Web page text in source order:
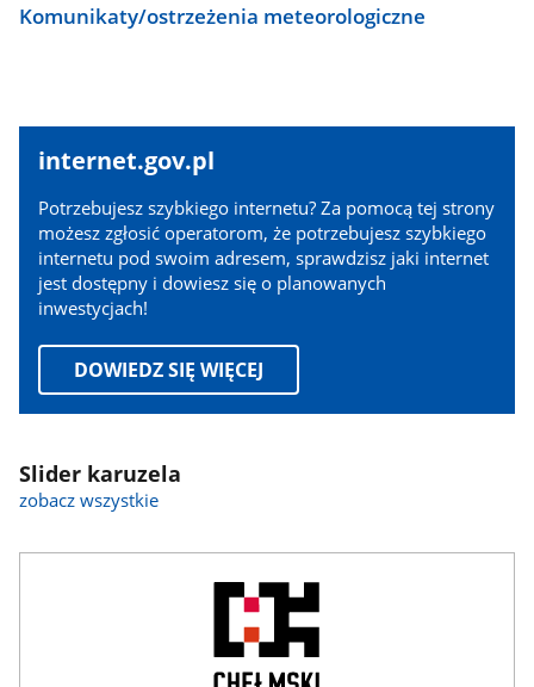
Komunikaty/ostrzeżenia meteorologiczne
internet.gov.pl
Potrzebujesz szybkiego internetu? Za pomocą tej strony
możesz zgłosić operatorom, że potrzebujesz szybkiego
internetu pod swoim adresem, sprawdzisz jaki internet
jest dostępny i dowiesz się o planowanych
inwestycjach!
DOWIEDZ SIĘ WIĘCEJ
Slider karuzela
zobacz wszystkie